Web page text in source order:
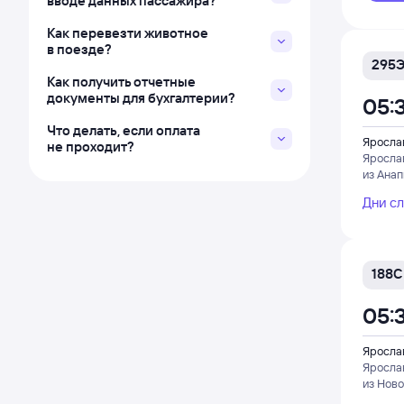
Как перевезти животное
в поезде?
Как получить отчетные
документы для бухгалтерии?
Что делать, если оплата
не проходит?
295Э
из
Дни
188С
из